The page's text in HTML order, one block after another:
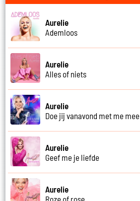
Aurelie
Ademloos
Aurelie
Alles of niets
Aurelie
Doe jij vanavond met me mee
Aurelie
Geef me je liefde
Aurelie
Roze of rose